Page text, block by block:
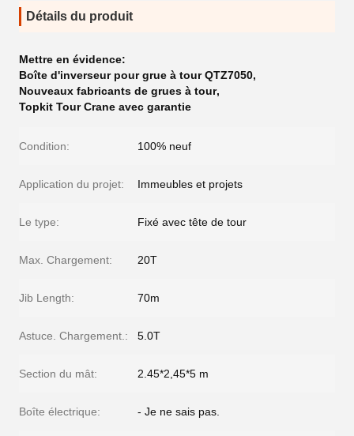
Détails du produit
Mettre en évidence:
Boîte d'inverseur pour grue à tour QTZ7050,
Nouveaux fabricants de grues à tour,
Topkit Tour Crane avec garantie
Condition: 100% neuf
Application du projet: Immeubles et projets
Le type: Fixé avec tête de tour
Max. Chargement: 20T
Jib Length: 70m
Astuce. Chargement.: 5.0T
Section du mât: 2.45*2,45*5 m
Boîte électrique: - Je ne sais pas.